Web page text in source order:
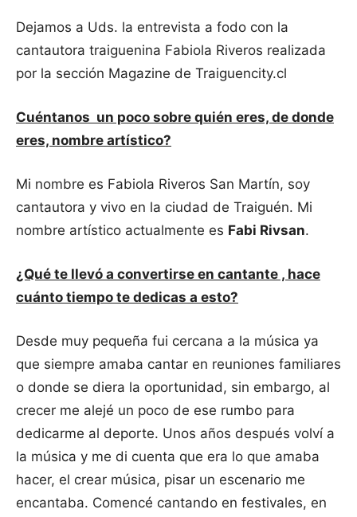
Dejamos a Uds. la entrevista a fodo con la
cantautora traiguenina Fabiola Riveros realizada
por la sección Magazine de Traiguencity.cl
Cuéntanos un poco sobre quién eres, de donde
eres, nombre artístico?
Mi nombre es Fabiola Riveros San Martín, soy
cantautora y vivo en la ciudad de Traiguén. Mi
nombre artístico actualmente es Fabi Rivsan.
¿Qué te llevó a convertirse en cantante , hace
cuánto tiempo te dedicas a esto?
Desde muy pequeña fui cercana a la música ya
que siempre amaba cantar en reuniones familiares
o donde se diera la oportunidad, sin embargo, al
crecer me alejé un poco de ese rumbo para
dedicarme al deporte. Unos años después volví a
la música y me di cuenta que era lo que amaba
hacer, el crear música, pisar un escenario me
encantaba. Comencé cantando en festivales, en